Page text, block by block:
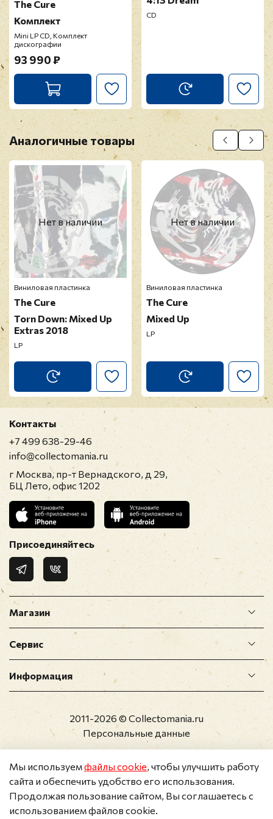
Прикрепить фото
Оставить отзыв
Перед публикацией отзывы проходят
модерацию
The Cure
Комплект
Mini LP CD, Комплект
дискографии
93 990 ₽
CD
Аналогичные товары
Нет в наличии
Виниловая пластинка
The Cure
Torn Down: Mixed Up
Extras 2018
LP
Нет в наличии
Виниловая пластинка
The Cure
Mixed Up
LP
Магазин
Сервис
Информация
Контакты
+7 499 638-29-46
info@collectomania.ru
г Москва, пр-т Вернадского, д 29,
БЦ Лето, офис 1202
Присоединяйтесь
2011-2026 © Collectomania.ru
Персональные данные
Мы используемфайлы cookie, чтобы улучшить работу
сайта и обеспечить удобство его использования.
Продолжая пользование сайтом, Вы соглашаетесь с
использованием файлов cookie.